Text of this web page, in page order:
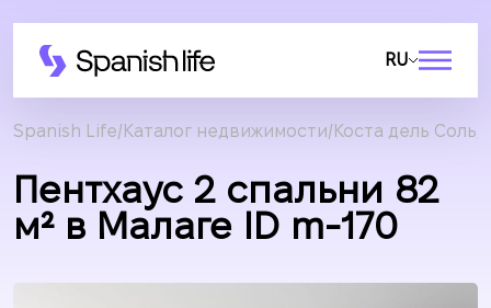
RU
Spanish Life Каталог недвижимости Коста дель Соль
Пентхаус 2 спальни 82
м² в Малаге ID m-170